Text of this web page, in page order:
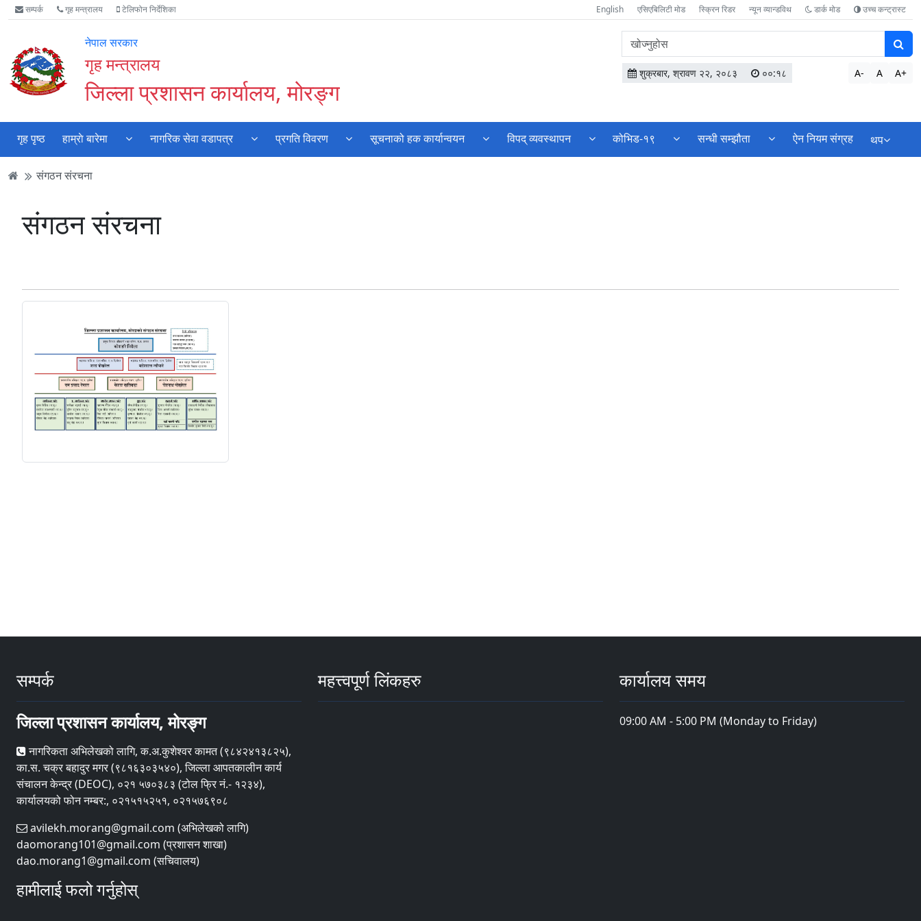
Accessibility
Mode
गर्नुहोस्
मुख्य
सामाग्री
मुख्य
नेभिगेसन
वेबसाइट
खोजमा
सम्पर्क गृह मन्त्रालय टेलिफोन निर्देशिका English एसिएबिलिटी मोड स्क्रिन रिडर न्यून व्यान्डविथ डार्क मोड उच्च कन्ट्रास्ट
नेपाल सरकार
गृह मन्त्रालय
जिल्ला प्रशासन कार्यालय, मोरङ्ग
वेबसाइटमा
सामग्री
खोज्नुहोस
शुक्रबार, श्रावण २२, २०८३ ००:१८ A- A A+
गृह पृष्ठ हाम्राे बारेमा नागरिक सेवा वडापत्र प्रगति विवरण सूचनाको हक कार्यान्वयन विपद् व्यवस्थापन कोभिड-१९ सन्धी सम्झौता ऐन नियम संग्रह थप
संगठन संरचना
संगठन संरचना
सम्पर्क
जिल्ला प्रशासन कार्यालय, मोरङ्ग
नागरिकता अभिलेखको लागि, क.अ.कुशेश्वर कामत (९८४२४१३८२५),
का.स. चक्र बहादुर मगर (९८१६३०३५४०), जिल्ला आपतकालीन कार्य
संचालन केन्द्र (DEOC), ०२१ ५७०३८३ (टोल फ्रि नं.- १२३४),
कार्यालयको फोन नम्बर:, ०२१५१५२५१, ०२१५७६९०८
avilekh.morang@gmail.com (अभिलेखको लागि)
daomorang101@gmail.com (प्रशासन शाखा)
dao.morang1@gmail.com (सचिवालय)
हामीलाई फलो गर्नुहोस्
महत्त्वपूर्ण लिंकहरु कार्यालय समय
09:00 AM - 5:00 PM (Monday to Friday)